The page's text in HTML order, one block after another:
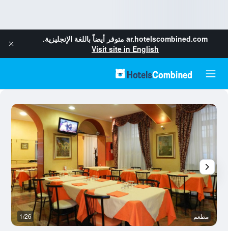
ar.hotelscombined.com متوفر أيضاً باللغة الإنجليزية.
Visit site in English
مطعم 1/26